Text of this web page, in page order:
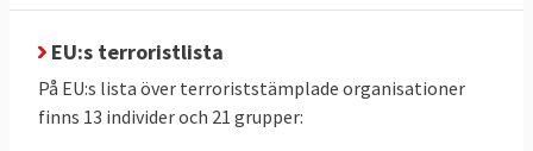
dessutom genom en rad resolutioner
uppmanat medlemsländerna att göra mer
för att bekämpa terrorism. I EU-
EU:s terroristlista
På EU:s lista över terroriststämplade organisationer
finns 13 individer och 21 grupper: